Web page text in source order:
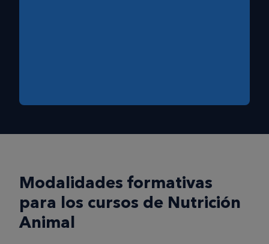
Modalidades formativas
para los cursos de Nutrición
Animal